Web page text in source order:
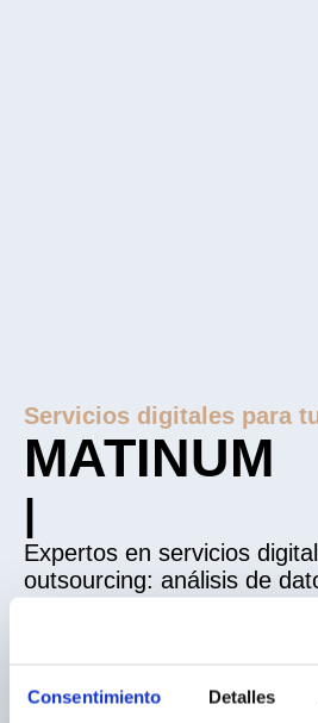
Consentimiento Detalles
Servicios digitales para
MATINUM
|
Expertos en servicios
outsourcing: análisis de
de datos. ¡Externaliza con